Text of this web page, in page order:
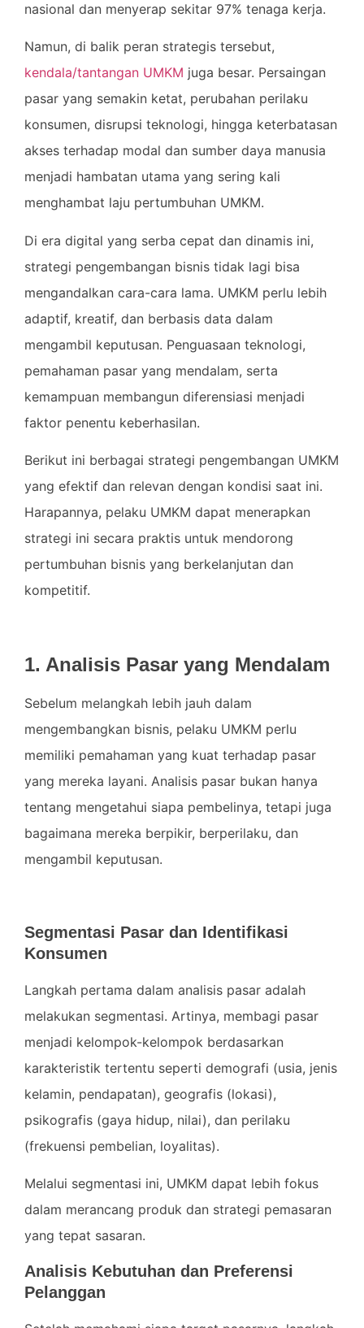
nasional dan menyerap sekitar 97% tenaga kerja.
Namun, di balik peran strategis tersebut,
kendala/tantangan UMKM juga besar. Persaingan
pasar yang semakin ketat, perubahan perilaku
konsumen, disrupsi teknologi, hingga keterbatasan
akses terhadap modal dan sumber daya manusia
menjadi hambatan utama yang sering kali
menghambat laju pertumbuhan UMKM.
Di era digital yang serba cepat dan dinamis ini,
strategi pengembangan bisnis tidak lagi bisa
mengandalkan cara-cara lama. UMKM perlu lebih
adaptif, kreatif, dan berbasis data dalam
mengambil keputusan. Penguasaan teknologi,
pemahaman pasar yang mendalam, serta
kemampuan membangun diferensiasi menjadi
faktor penentu keberhasilan.
Berikut ini berbagai strategi pengembangan UMKM
yang efektif dan relevan dengan kondisi saat ini.
Harapannya, pelaku UMKM dapat menerapkan
strategi ini secara praktis untuk mendorong
pertumbuhan bisnis yang berkelanjutan dan
kompetitif.
1. Analisis Pasar yang Mendalam
Sebelum melangkah lebih jauh dalam
mengembangkan bisnis, pelaku UMKM perlu
memiliki pemahaman yang kuat terhadap pasar
yang mereka layani. Analisis pasar bukan hanya
tentang mengetahui siapa pembelinya, tetapi juga
bagaimana mereka berpikir, berperilaku, dan
mengambil keputusan.
Segmentasi Pasar dan Identifikasi
Konsumen
Langkah pertama dalam analisis pasar adalah
melakukan segmentasi. Artinya, membagi pasar
menjadi kelompok-kelompok berdasarkan
karakteristik tertentu seperti demografi (usia, jenis
kelamin, pendapatan), geografis (lokasi),
psikografis (gaya hidup, nilai), dan perilaku
(frekuensi pembelian, loyalitas).
Melalui segmentasi ini, UMKM dapat lebih fokus
dalam merancang produk dan strategi pemasaran
yang tepat sasaran.
Analisis Kebutuhan dan Preferensi
Pelanggan